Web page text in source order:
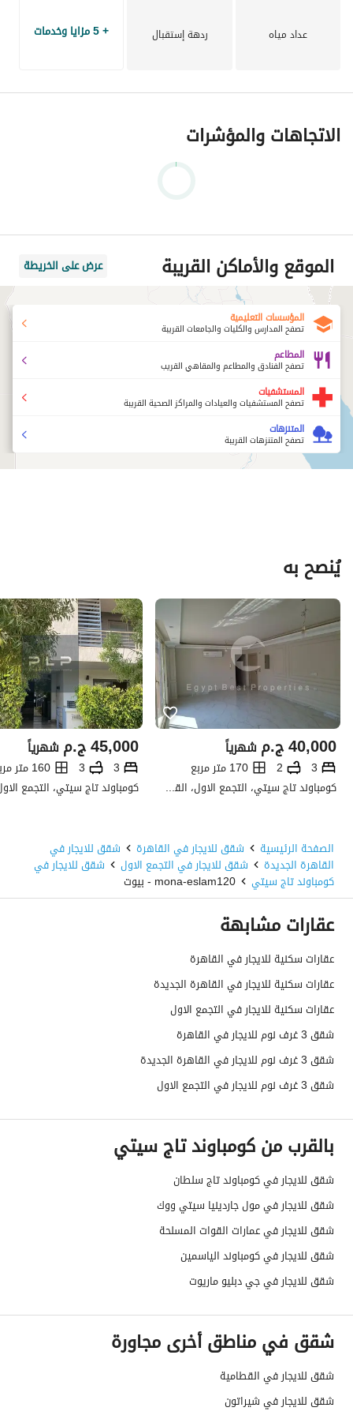
عداد مياه ردهة إستقبال + 5 مزايا وخدمات
الاتجاهات والمؤشرات
الموقع والأماكن القريبة عرض على الخريطة
المؤسسات التعليمية
تصفح المدارس والكليات والجامعات القريبة
المطاعم
تصفح الفنادق والمطاعم والمقاهي القريب
المستشفيات
تصفح المستشفيات والعيادات والمراكز الصحية القريبة
المتنزهات
تصفح المتنزهات القريبة
يُنصح به
ج.م40,000 شهرياً
3
2
170 متر مربع
كومباوند تاج سيتي، التجمع الاول، القاهرة الجديدة، القاهرة
ج.م45,000 شهرياً
3
3 160 متر مربع
الصفحة الرئيسية شقق للايجار في القاهرة شقق للايجار في
القاهرة الجديدة شقق للايجار في التجمع الاول شقق للايجار في
كومباوند تاج سيتي mona-eslam120 - بيوت
عقارات مشابهة
عقارات سكنية للايجار في القاهرة
عقارات سكنية للايجار في القاهرة الجديدة
عقارات سكنية للايجار في التجمع الاول
شقق 3 غرف نوم للايجار في القاهرة
شقق 3 غرف نوم للايجار في القاهرة الجديدة
شقق 3 غرف نوم للايجار في التجمع الاول
بالقرب من كومباوند تاج سيتي
شقق للايجار في كومباوند تاج سلطان
شقق للايجار في مول جاردينيا سيتي ووك
شقق للايجار في عمارات القوات المسلحة
شقق للايجار في كومباوند الياسمين
شقق للايجار في جي دبليو ماريوت
شقق في مناطق أخرى مجاورة
شقق للايجار في القطامية
شقق للايجار في شيراتون